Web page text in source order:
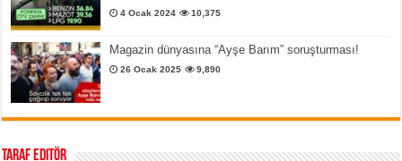
4 Ocak 2024 10,375
Magazin dünyasına “Ayşe Barım” soruşturması!
26 Ocak 2025 9,890
Taraf Editör